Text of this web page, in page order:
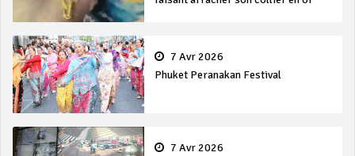
7 Avr 2026
Phuket Peranakan Festival
7 Avr 2026